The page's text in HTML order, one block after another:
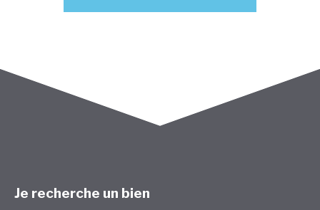
Je recherche un bien